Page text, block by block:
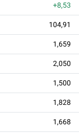
+8,53
104,91
1,659
2,050
1,500
1,828
1,668